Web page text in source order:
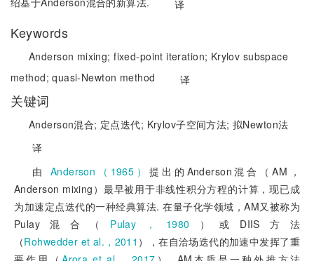
译
Keywords
Anderson mixing;fixed-point iteration; Krylov subspace
method;quasi-Newton method 译
关键词
Anderson混合; 定点迭代; Krylov子空间方法;拟Newton法
译
由 Anderson（1965） 提出的Anderson混合（AM，
Anderson mixing）最早被用于非线性积分方程的计算，现已成
为加速定点迭代的一种经典算法. 在量子化学领域，AM又被称为
Pulay混合（ Pulay，1980 ）或DIIS方法
（Rohwedder et al.，2011 ），在自洽场迭代的加速中发挥了重